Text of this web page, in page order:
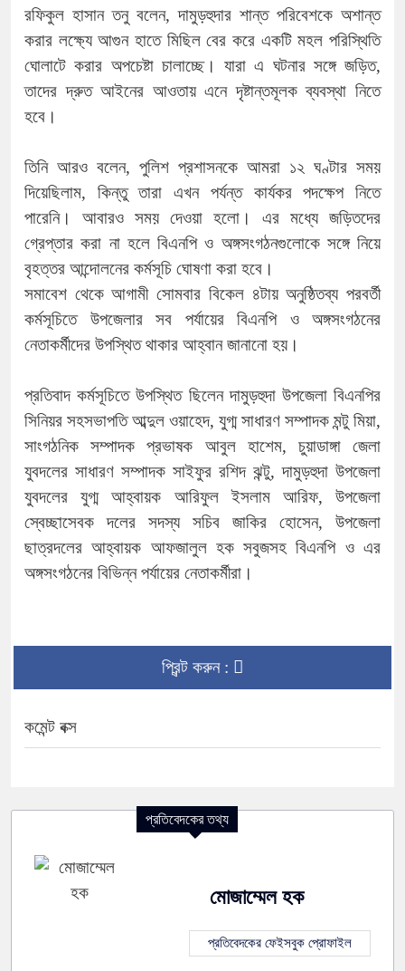
রফিকুল হাসান তনু বলেন, দামুড়হুদার শান্ত পরিবেশকে অশান্ত
করার লক্ষ্যে আগুন হাতে মিছিল বের করে একটি মহল পরিস্থিতি
ঘোলাটে করার অপচেষ্টা চালাচ্ছে। যারা এ ঘটনার সঙ্গে জড়িত,
তাদের দ্রুত আইনের আওতায় এনে দৃষ্টান্তমূলক ব্যবস্থা নিতে
হবে।
তিনি আরও বলেন, পুলিশ প্রশাসনকে আমরা ১২ ঘণ্টার সময়
দিয়েছিলাম, কিন্তু তারা এখন পর্যন্ত কার্যকর পদক্ষেপ নিতে
পারেনি। আবারও সময় দেওয়া হলো। এর মধ্যে জড়িতদের
গ্রেপ্তার করা না হলে বিএনপি ও অঙ্গসংগঠনগুলোকে সঙ্গে নিয়ে
বৃহত্তর আন্দোলনের কর্মসূচি ঘোষণা করা হবে।
সমাবেশ থেকে আগামী সোমবার বিকেল ৪টায় অনুষ্ঠিতব্য পরবর্তী
কর্মসূচিতে উপজেলার সব পর্যায়ের বিএনপি ও অঙ্গসংগঠনের
নেতাকর্মীদের উপস্থিত থাকার আহ্বান জানানো হয়।
প্রতিবাদ কর্মসূচিতে উপস্থিত ছিলেন দামুড়হুদা উপজেলা বিএনপির
সিনিয়র সহসভাপতি আব্দুল ওয়াহেদ, যুগ্ম সাধারণ সম্পাদক মন্টু মিয়া,
সাংগঠনিক সম্পাদক প্রভাষক আবুল হাশেম, চুয়াডাঙ্গা জেলা
যুবদলের সাধারণ সম্পাদক সাইফুর রশিদ ঝন্টু, দামুড়হুদা উপজেলা
যুবদলের যুগ্ম আহ্বায়ক আরিফুল ইসলাম আরিফ, উপজেলা
স্বেচ্ছাসেবক দলের সদস্য সচিব জাকির হোসেন, উপজেলা
ছাত্রদলের আহ্বায়ক আফজালুল হক সবুজসহ বিএনপি ও এর
অঙ্গসংগঠনের বিভিন্ন পর্যায়ের নেতাকর্মীরা।
প্রিন্ট করুন :
কমেন্ট বক্স
প্রতিবেদকের তথ্য
মোজাম্মেল হক
প্রতিবেদকের ফেইসবুক প্রোফাইল